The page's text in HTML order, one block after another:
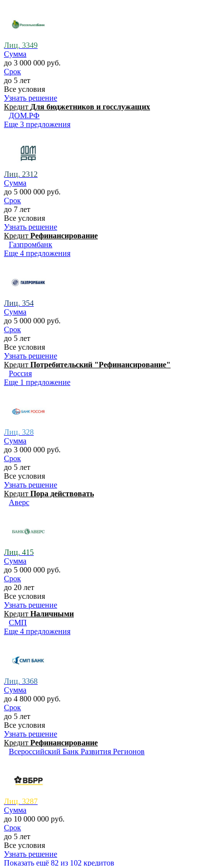
Лиц. 3349
Сумма
до 3 000 000 руб.
Срок
до 5 лет
Все условия
Узнать решение
Кредит Для бюджетников и госслужащих
ДОМ.РФ
Еще 3 предложения
Лиц. 2312
Сумма
до 5 000 000 руб.
Срок
до 7 лет
Все условия
Узнать решение
Кредит Рефинансирование
Газпромбанк
Еще 4 предложения
Лиц. 354
Сумма
до 5 000 000 руб.
Срок
до 5 лет
Все условия
Узнать решение
Кредит Потребительский "Рефинансирование"
Россия
Еще 1 предложение
Лиц. 328
Сумма
до 3 000 000 руб.
Срок
до 5 лет
Все условия
Узнать решение
Кредит Пора действовать
Аверс
Лиц. 415
Сумма
до 5 000 000 руб.
Срок
до 20 лет
Все условия
Узнать решение
Кредит Наличными
СМП
Еще 4 предложения
Лиц. 3368
Сумма
до 4 800 000 руб.
Срок
до 5 лет
Все условия
Узнать решение
Кредит Рефинансирование
Всероссийский Банк Развития Регионов
Лиц. 3287
Сумма
до 10 000 000 руб.
Срок
до 5 лет
Все условия
Узнать решение
Показать ещё 82 из 102 кредитов